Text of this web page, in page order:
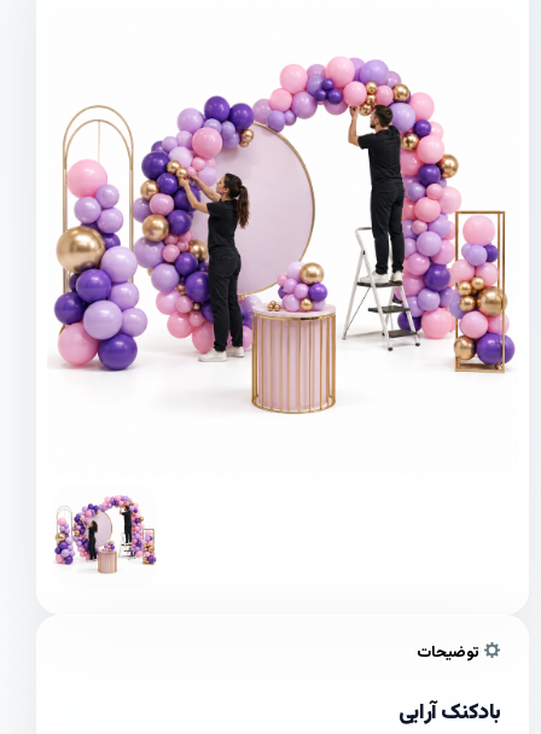
توضیحات
بادکنک آرایی